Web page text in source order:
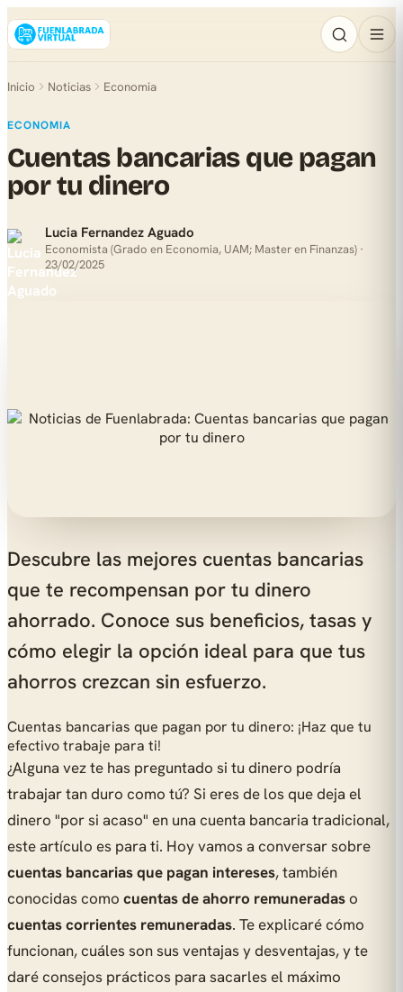
Inicio Noticias Economia
ECONOMIA
Cuentas bancarias que pagan
por tu dinero
Lucia Fernandez Aguado
Economista (Grado en Economia, UAM; Master en Finanzas) ·
23/02/2025
Descubre las mejores cuentas bancarias
que te recompensan por tu dinero
ahorrado. Conoce sus beneficios, tasas y
cómo elegir la opción ideal para que tus
ahorros crezcan sin esfuerzo.
Cuentas bancarias que pagan por tu dinero: ¡Haz que tu
efectivo trabaje para ti!
¿Alguna vez te has preguntado si tu dinero podría
trabajar tan duro como tú? Si eres de los que deja el
dinero "por si acaso" en una cuenta bancaria tradicional,
este artículo es para ti. Hoy vamos a conversar sobre
cuentas bancarias que pagan intereses, también
conocidas como cuentas de ahorro remuneradaso
cuentas corrientes remuneradas. Te explicaré cómo
funcionan, cuáles son sus ventajas y desventajas, y te
daré consejos prácticos para sacarles el máximo